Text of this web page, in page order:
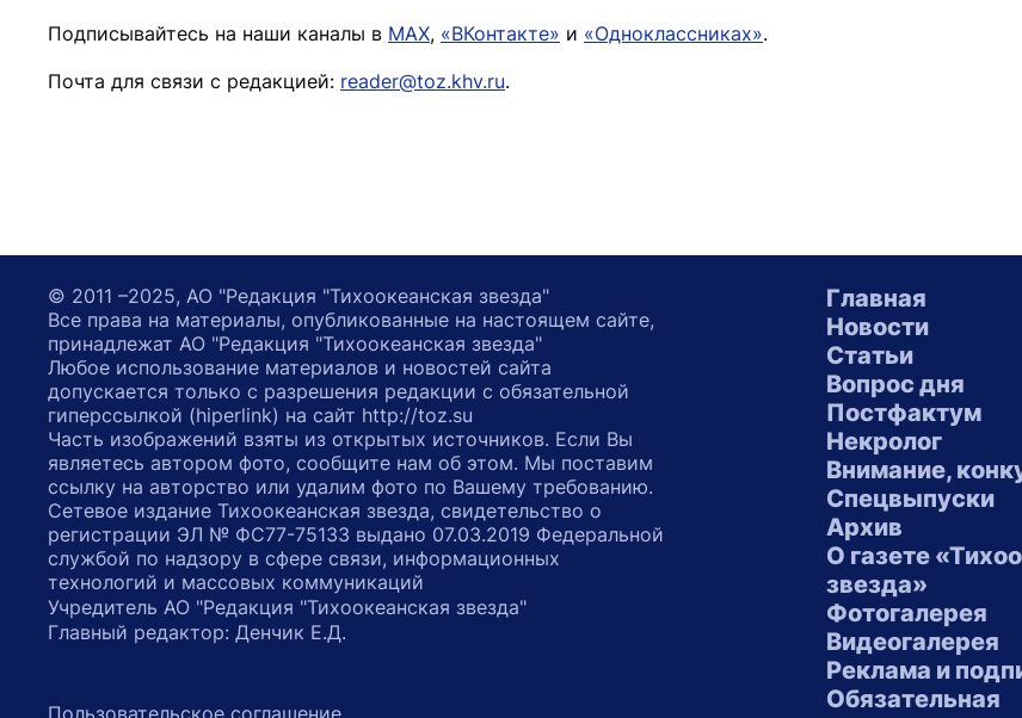
Подписывайтесь на наши каналы в MAX, «ВКонтакте» и «Одноклассниках».
Почта для связи с редакцией: reader@toz.khv.ru.
Главная
Новости
Статьи
Вопрос дня
Постфактум
Некролог
Внимание,
Спецвыпуски
Архив
О газете
звезда»
Фотогалерея
Видеогалерея
Реклама и
Обязательная
© 2011 –2025, АО "Редакция "Тихоокеанская звезда"
Все права на материалы, опубликованные на настоящем сайте,
принадлежат АО "Редакция "Тихоокеанская звезда"
Любое использование материалов и новостей сайта
допускается только с разрешения редакции с обязательной
гиперссылкой (hiperlink) на сайт http://toz.su
Часть изображений взяты из открытых источников. Если Вы
являетесь автором фото, сообщите нам об этом. Мы поставим
ссылку на авторство или удалим фото по Вашему требованию.
Сетевое издание Тихоокеанская звезда, свидетельство о
регистрации ЭЛ № ФС77-75133 выдано 07.03.2019 Федеральной
службой по надзору в сфере связи, информационных
технологий и массовых коммуникаций
Учредитель АО "Редакция "Тихоокеанская звезда"
Главный редактор: Денчик Е.Д.
Пользовательское соглашение